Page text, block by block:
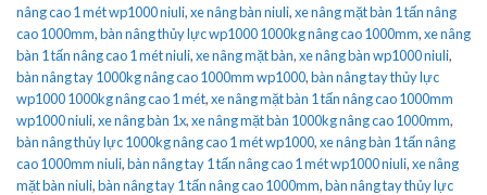
nâng cao 1 mét wp1000 niuli,xe nâng bàn niuli,xe nâng mặt bàn 1 tấn nâng
cao 1000mm,bàn nâng thủy lực wp1000 1000kg nâng cao 1000mm,xe nâng
bàn 1 tấn nâng cao 1 mét niuli,xe nâng mặt bàn,xe nâng bàn wp1000 niuli,
bàn nâng tay 1000kg nâng cao 1000mm wp1000,bàn nâng tay thủy lực
wp1000 1000kg nâng cao 1 mét,xe nâng mặt bàn 1 tấn nâng cao 1000mm
wp1000 niuli,xe nâng bàn 1x,xe nâng mặt bàn 1000kg nâng cao 1000mm,
bàn nâng thủy lực 1000kg nâng cao 1 mét wp1000,xe nâng bàn 1 tấn nâng
cao 1000mm niuli,bàn nâng tay 1 tấn nâng cao 1 mét wp1000 niuli,xe nâng
mặt bàn niuli,bàn nâng tay 1 tấn nâng cao 1000mm,bàn nâng tay thủy lực